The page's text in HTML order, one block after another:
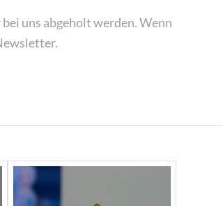
uns abgeholt werden. Wenn